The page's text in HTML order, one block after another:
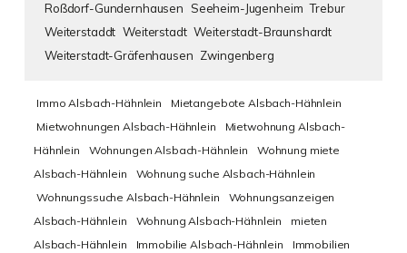
Roßdorf-Gundernhausen Seeheim-Jugenheim Trebur
Weiterstaddt Weiterstadt Weiterstadt-Braunshardt
Weiterstadt-Gräfenhausen Zwingenberg
Immo Alsbach-Hähnlein
Mietangebote Alsbach-Hähnlein
Mietwohnungen Alsbach-Hähnlein
Mietwohnung Alsbach-
Hähnlein
Wohnungen Alsbach-Hähnlein
Wohnung miete
Alsbach-Hähnlein
Wohnung suche Alsbach-Hähnlein
Wohnungssuche Alsbach-Hähnlein
Wohnungsanzeigen
Alsbach-Hähnlein
Wohnung Alsbach-Hähnlein
mieten
Alsbach-Hähnlein
Immobilie Alsbach-Hähnlein
Immobilien